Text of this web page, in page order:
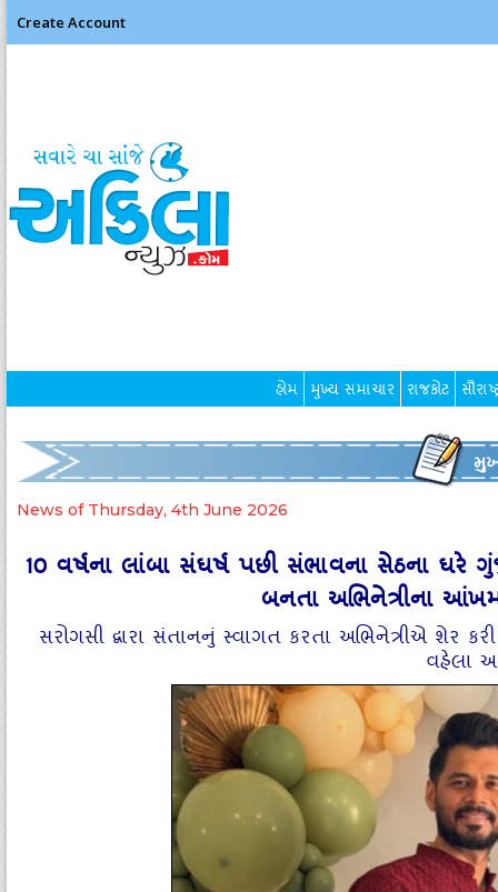
Create Account
હોમ મુખ્ય સમાચાર રાજકોટ
News of Thursday, 4th June 2026
10 વર્ષના લાંબા સંઘર્ષ પછી સંભાવના સેઠના ઘરે
બનતા અભિનેત્રીના
સરોગસી દ્વારા સંતાનનું સ્વાગત કરતા અભિનેત્રીએ શેર
વહેલા